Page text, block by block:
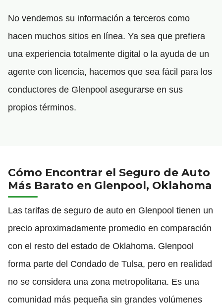
No vendemos su información a terceros como
hacen muchos sitios en línea. Ya sea que prefiera
una experiencia totalmente digital o la ayuda de un
agente con licencia, hacemos que sea fácil para los
conductores de Glenpool asegurarse en sus
propios términos.
Cómo Encontrar el Seguro de Auto
Más Barato en Glenpool, Oklahoma
Las tarifas de seguro de auto en Glenpool tienen un
precio aproximadamente promedio en comparación
con el resto del estado de Oklahoma. Glenpool
forma parte del Condado de Tulsa, pero en realidad
no se considera una zona metropolitana. Es una
comunidad más pequeña sin grandes volúmenes